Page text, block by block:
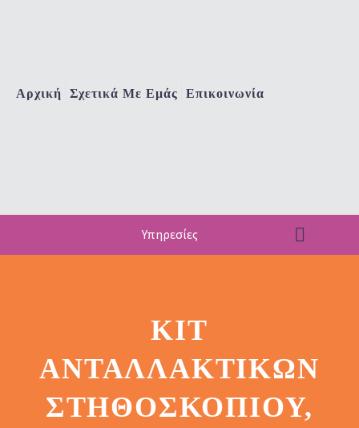
Αρχική Σχετικά Με Εμάς Επικοινωνία
Υπηρεσίες
ΚΙΤ
ΑΝΤΑΛΛΑΚΤΙΚΏΝ
ΣΤΗΘΟΣΚΟΠΊΟΥ,